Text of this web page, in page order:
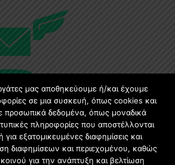
διαδικτυακής κοινότητας, ειδικά
μας αποθηκεύουμε ή/και έχουμε
σε μια συσκευή, όπως cookies και
προσωπικά δεδομένα, όπως μοναδικά
πληροφορίες που αποστέλλονται
εξατομικευμένες διαφημίσεις και
διαφημίσεων και περιεχομένου, καθώς
για την ανάπτυξη και βελτίωση